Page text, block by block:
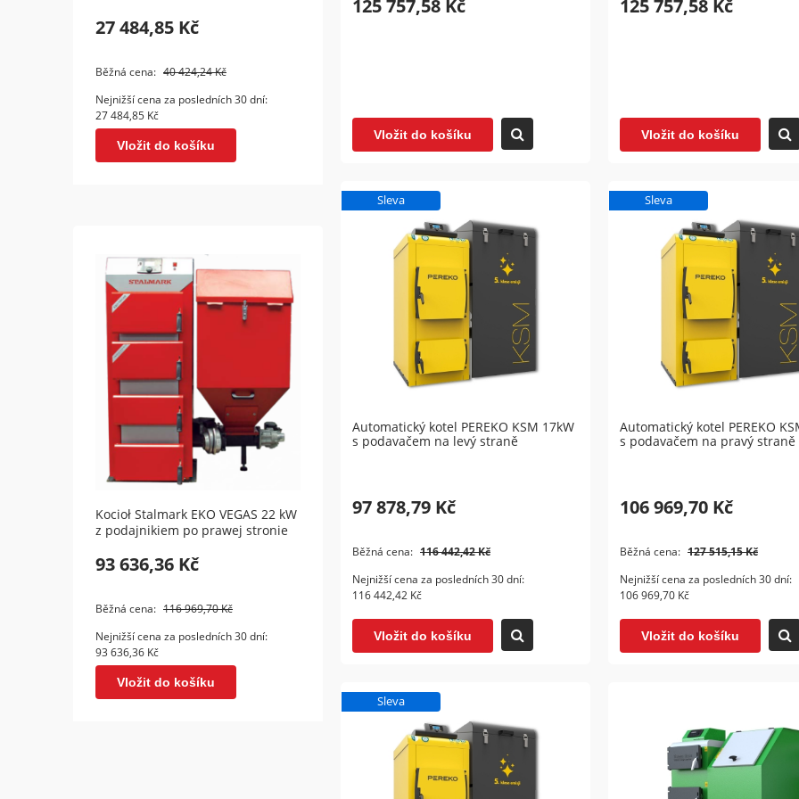
27 484,85 Kč
Běžná cena: 40 424,24 Kč
Nejnižší cena za posledních 30 dní:
27 484,85 Kč
Vložit do košíku
34 515,15 Kč
47 121,21 Kč
Kocioł Stalmark EKO VEGAS 22 kW
z podajnikiem po prawej stronie
93 636,36 Kč
Běžná cena: 116 969,70 Kč
Nejnižší cena za posledních 30 dní:
93 636,36 Kč
Vložit do košíku
Kotle na nakládání uhlí Ogniwo
46 963,64 Kč
Vložit do košíku
Kombinovaný kotel ATTACK
111 351,52 Kč
Vložit do košíku
125 757,58 Kč
Vložit do košíku
125 757,58 Kč
Vložit do košíku
Automatický kotel PEREKO KSM 17kW
s podavačem na levý straně
97 878,79 Kč
Běžná cena: 116 442,42 Kč
Nejnižší cena za posledních 30 dní:
116 442,42 Kč
Vložit do košíku
Sleva
Automatický kotel PEREKO
s podavačem na pravý straně
106 969,70 Kč
Běžná cena: 127 515,15 Kč
Nejnižší cena za posledních 30 dní:
106 969,70 Kč
Vložit do košíku
Sleva
Sleva